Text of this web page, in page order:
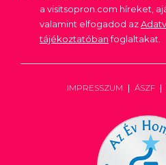
a visitsopron.com híreket,
valamint elfogadod az
tájékoztatóbanfoglaltakat.
IMPRESSZUM ÁSZF